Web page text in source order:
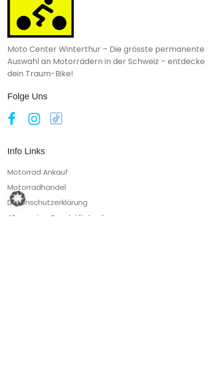
Moto Center Winterthur – Die grösste permanente
Auswahl an Motorrädern in der Schweiz – entdecke
dein Traum-Bike!
Folge Uns
Info Links
Motorrad Ankauf
Motorradhandel
Datenschutzerklärung
Allgemeine Geschäftsbedingungen